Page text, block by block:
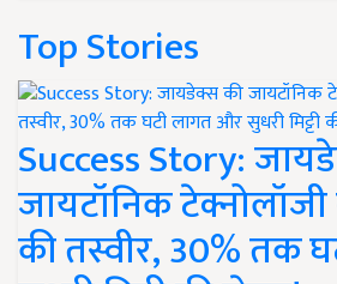
Top Stories
Success Story:
जायटॉनिक
की तस्वीर, 30% तक